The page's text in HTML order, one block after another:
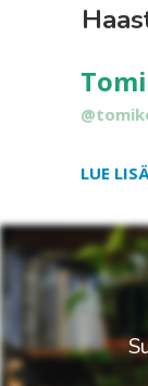
LUE